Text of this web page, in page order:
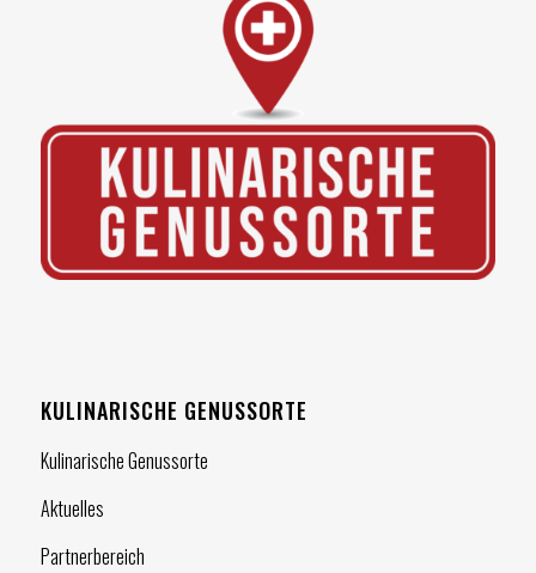
KULINARISCHE GENUSSORTE
Kulinarische Genussorte
Aktuelles
Partnerbereich